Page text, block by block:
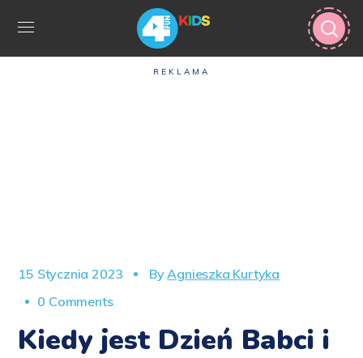
REKLAMA
15 Stycznia 2023 ByAgnieszka Kurtyka
0 Comments
Kiedy jest Dzień Babci i